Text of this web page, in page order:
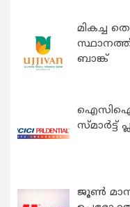
മികച്ച
ബാങ്ക്
സ്മാർട്ട്
ജൂൺ